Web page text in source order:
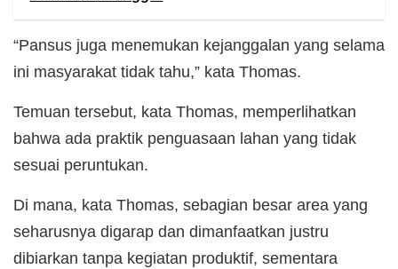
“Pansus juga menemukan kejanggalan yang selama
ini masyarakat tidak tahu,” kata Thomas.
Temuan tersebut, kata Thomas, memperlihatkan
bahwa ada praktik penguasaan lahan yang tidak
sesuai peruntukan.
Di mana, kata Thomas, sebagian besar area yang
seharusnya digarap dan dimanfaatkan justru
dibiarkan tanpa kegiatan produktif, sementara